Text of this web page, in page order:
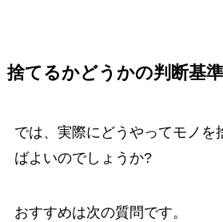
捨てるかどうかの判断基準
では、実際にどうやってモノを
ばよいのでしょうか?
おすすめは次の質問です。